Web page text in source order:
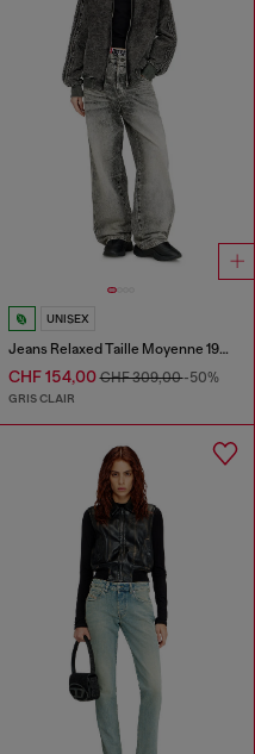
UNISEX
Jeans Relaxed Taille Moyenne 1997 D-Enim-M
CHF 154,00CHF 309,00-50%
GRIS CLAIR